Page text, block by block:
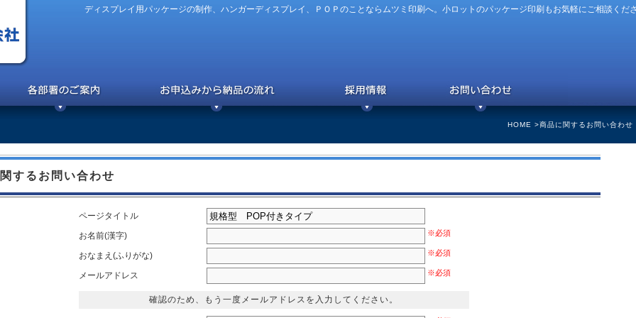
ディスプレイ用パッケージの制作、ハンガーディスプレイ、ＰＯＰのことならムツミ印刷へ。小ロットのパッケージ印刷もお気軽にご相談くだ
HOME >商品に関するお問い合わせ
するお問い合わせ
ページタイトル
お名前(漢字)
※必須
おなまえ(ふりがな) ※必須
メールアドレス ※必須
確認のため、もう一度メールアドレスを入力してください。